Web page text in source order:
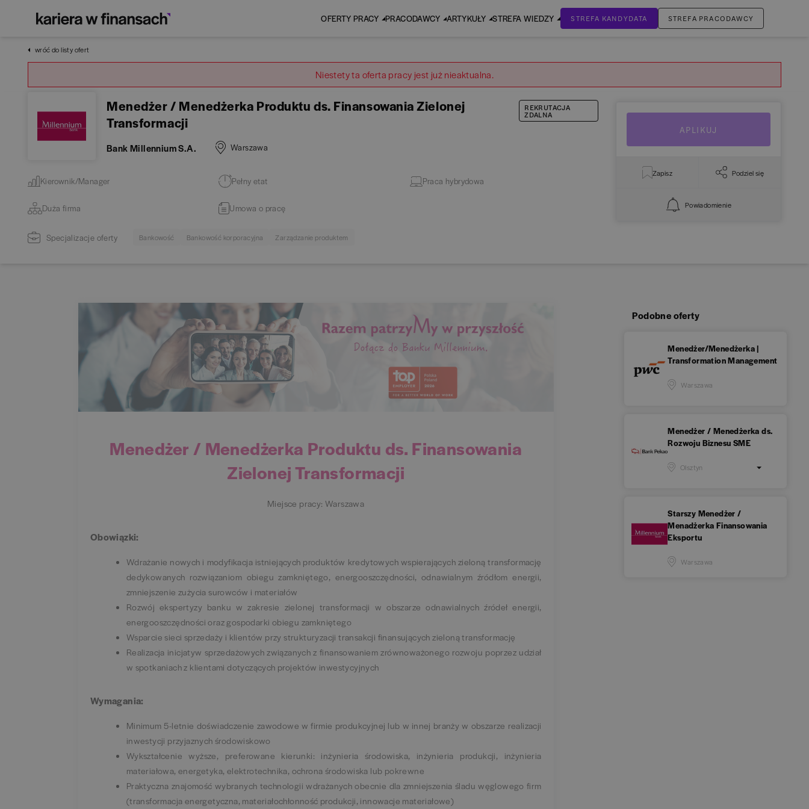
OFERTY PRACY PRACODAWCY ARTYKUŁY STREFA WIEDZY STREFA KANDYDATA STREFA PRACODAWCY
wróć do listy ofert
Niestety ta oferta pracy jest już nieaktualna.
Menedżer / Menedżerka Produktu ds. Finansowania Zielonej
Transformacji
REKRUTACJA
ZDALNA
Bank Millennium S.A. Warszawa
Kierownik/Manager Pełny etat Praca hybrydowa
Duża firma Umowa o pracę
Specjalizacje oferty Bankowość Bankowość korporacyjna Zarządzanie produktem
APLIKUJ
Zapisz Podziel się
Powiadomienie
Menedżer / Menedżerka Produktu ds. Finansowania
Zielonej Transformacji
Miejsce pracy: Warszawa
Obowiązki:
Wdrażanie nowych i modyfikacja istniejących produktów kredytowych wspierających zieloną transformację
dedykowanych rozwiązaniom obiegu zamkniętego, energooszczędności, odnawialnym źródłom energii,
zmniejszenie zużycia surowców i materiałów
Rozwój ekspertyzy banku w zakresie zielonej transformacji w obszarze odnawialnych źródeł energii,
energooszczędności oraz gospodarki obiegu zamkniętego
Wsparcie sieci sprzedaży i klientów przy strukturyzacji transakcji finansujących zieloną transformację
Realizacja inicjatyw sprzedażowych związanych z finansowaniem zrównoważonego rozwoju poprzez udział
w spotkaniach z klientami dotyczących projektów inwestycyjnych
Wymagania:
Minimum 5-letnie doświadczenie zawodowe w firmie produkcyjnej lub w innej branży w obszarze realizacji
inwestycji przyjaznych środowiskowo
Wykształcenie wyższe, preferowane kierunki: inżynieria środowiska, inżynieria produkcji, inżynieria
materiałowa, energetyka, elektrotechnika, ochrona środowiska lub pokrewne
Praktyczna znajomość wybranych technologii wdrażanych obecnie dla zmniejszenia śladu węglowego firm
(transformacja energetyczna, materiałochłonność produkcji, innowacje materiałowe)
Podobne oferty
Menedżer/Menedżerka |
Transformation Management
Warszawa
Menedżer / Menedżerka ds.
Rozwoju Biznesu SME
Olsztyn
Starszy Menedżer /
Menadżerka Finansowania
Eksportu
Warszawa